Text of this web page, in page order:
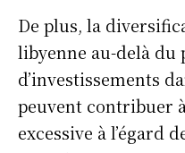
De plus, la
libyenne au-delà
d’investissements
peuvent contribuer
excessive à l’égard